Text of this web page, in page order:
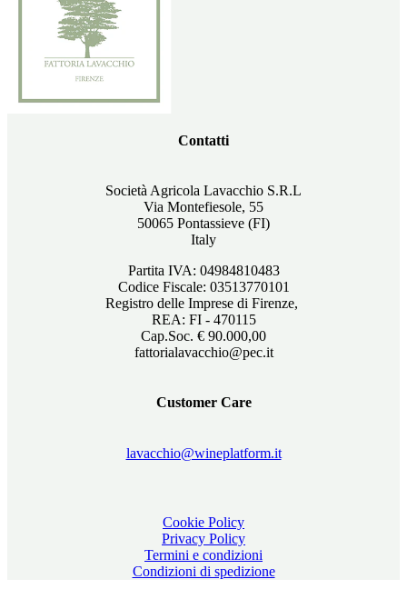
Contatti
Società Agricola Lavacchio S.R.L
Via Montefiesole, 55
50065 Pontassieve (FI)
Italy
Partita IVA: 04984810483
Codice Fiscale: 03513770101
Registro delle Imprese di Firenze,
REA: FI - 470115
Cap.Soc. € 90.000,00
fattorialavacchio@pec.it
Customer Care
lavacchio@wineplatform.it
Cookie Policy
Privacy Policy
Termini e condizioni
Condizioni di spedizione